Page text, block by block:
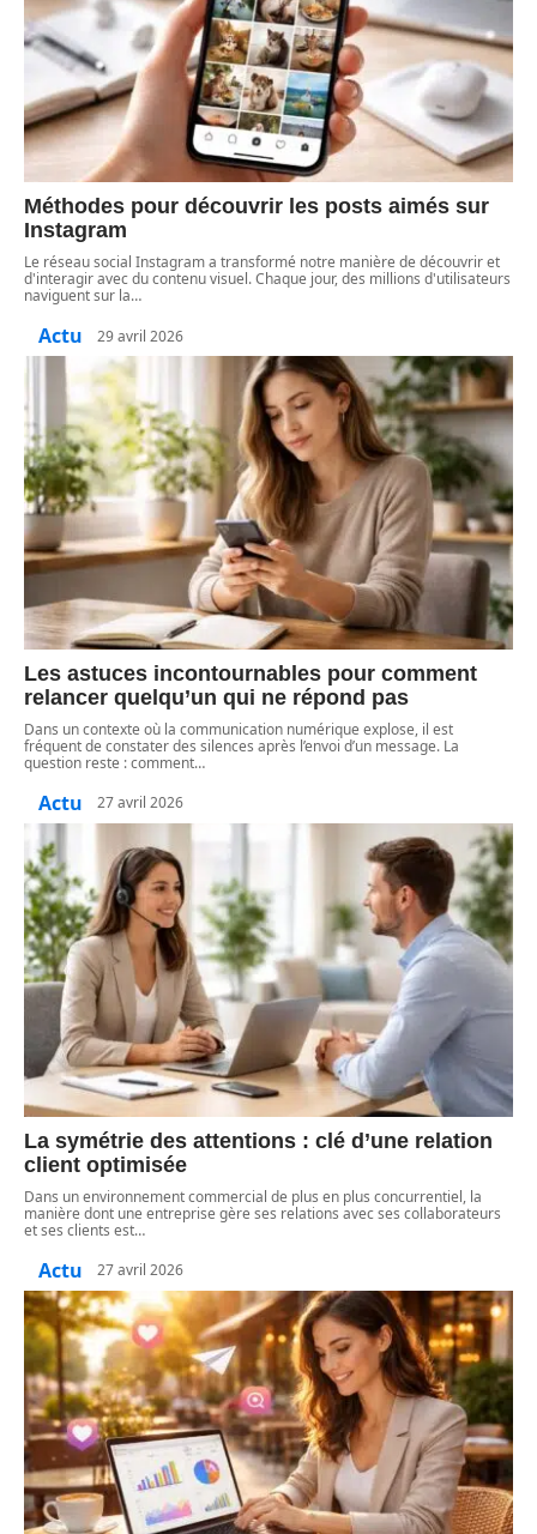
Méthodes pour découvrir les posts aimés sur
Instagram
Le réseau social Instagram a transformé notre manière de découvrir et
d'interagir avec du contenu visuel. Chaque jour, des millions d'utilisateurs
naviguent sur la…
Actu 29 avril 2026
Les astuces incontournables pour comment
relancer quelqu’un qui ne répond pas
Dans un contexte où la communication numérique explose, il est
fréquent de constater des silences après l’envoi d’un message. La
question reste : comment…
Actu 27 avril 2026
La symétrie des attentions : clé d’une relation
client optimisée
Dans un environnement commercial de plus en plus concurrentiel, la
manière dont une entreprise gère ses relations avec ses collaborateurs
et ses clients est…
Actu 27 avril 2026